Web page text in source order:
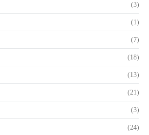
(3)
(1)
(7)
(18)
(13)
(21)
(3)
(24)